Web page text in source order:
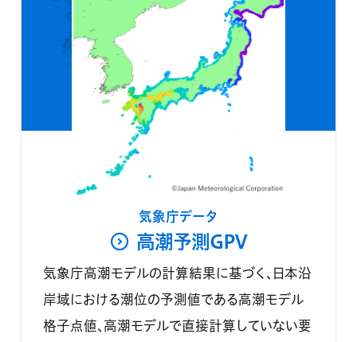
気象庁データ
高潮予測GPV
気象庁高潮モデルの計算結果に基づく、日本沿
岸域における潮位の予測値である高潮モデル
格子点値、高潮モデルで直接計算していない要